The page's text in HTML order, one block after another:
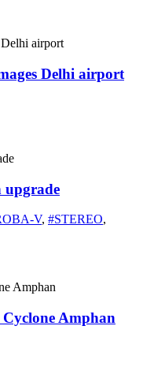
Delhi airport
upgrade
V, #STEREO,
Amphan